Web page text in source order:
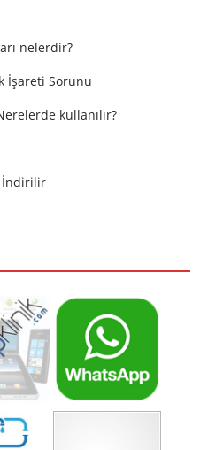
nelerdir?
İşareti Sorunu
kullanılır?
İndirilir